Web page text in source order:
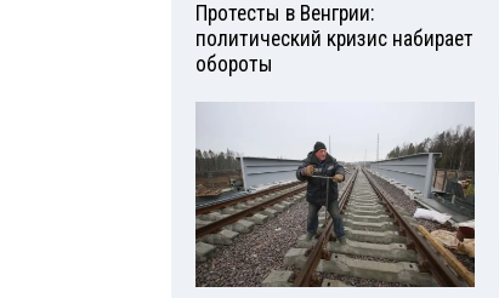
Протесты в Венгрии:
политический кризис набирает
обороты